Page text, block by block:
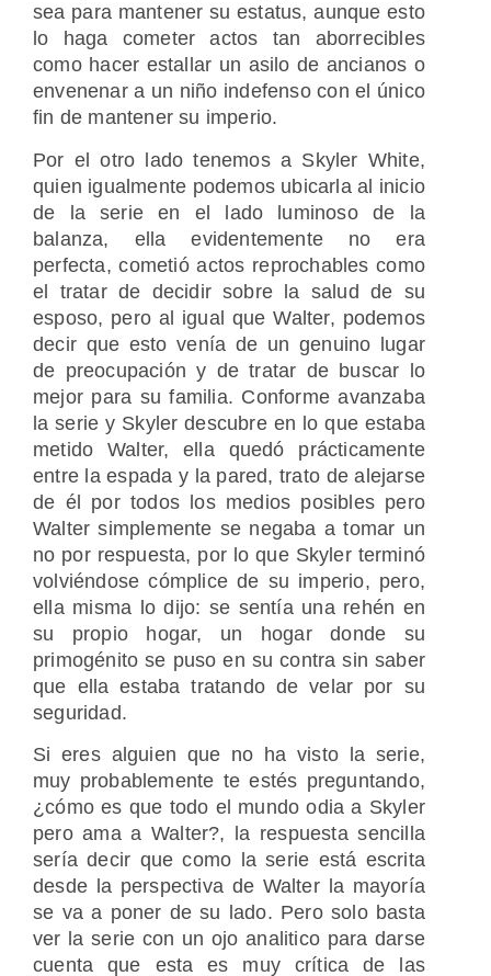
sea para mantener su estatus, aunque esto
lo haga cometer actos tan aborrecibles
como hacer estallar un asilo de ancianos o
envenenar a un niño indefenso con el único
fin de mantener su imperio.
Por el otro lado tenemos a Skyler White,
quien igualmente podemos ubicarla al inicio
de la serie en el lado luminoso de la
balanza, ella evidentemente no era
perfecta, cometió actos reprochables como
el tratar de decidir sobre la salud de su
esposo, pero al igual que Walter, podemos
decir que esto venía de un genuino lugar
de preocupación y de tratar de buscar lo
mejor para su familia. Conforme avanzaba
la serie y Skyler descubre en lo que estaba
metido Walter, ella quedó prácticamente
entre la espada y la pared, trato de alejarse
de él por todos los medios posibles pero
Walter simplemente se negaba a tomar un
no por respuesta, por lo que Skyler terminó
volviéndose cómplice de su imperio, pero,
ella misma lo dijo: se sentía una rehén en
su propio hogar, un hogar donde su
primogénito se puso en su contra sin saber
que ella estaba tratando de velar por su
seguridad.
Si eres alguien que no ha visto la serie,
muy probablemente te estés preguntando,
¿cómo es que todo el mundo odia a Skyler
pero ama a Walter?, la respuesta sencilla
sería decir que como la serie está escrita
desde la perspectiva de Walter la mayoría
se va a poner de su lado. Pero solo basta
ver la serie con un ojo analitico para darse
cuenta que esta es muy crítica de las